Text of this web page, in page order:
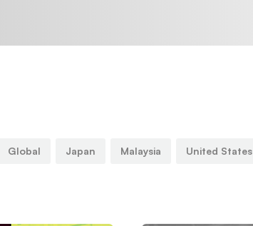
Global Japan Malaysia United States